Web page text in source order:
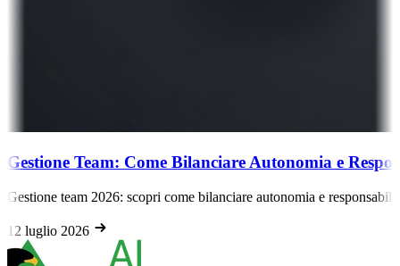
Gestione Team: Come Bilanciare Autonomia e
Gestione team 2026: scopri come bilanciare autonomia e
12 luglio 2026